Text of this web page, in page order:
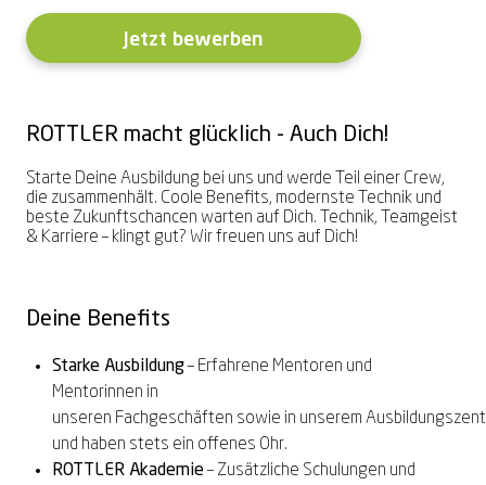
Jetzt bewerben
ROTTLER macht glücklich - Auch Dich!
Starte Deine Ausbildung bei uns und werde Teil einer Crew,
die zusammenhält. Coole Benefits, modernste Technik und
beste Zukunftschancen warten auf Dich. Technik, Teamgeist
& Karriere – klingt gut? Wir freuen uns auf Dich!
Deine Benefits
Starke Ausbildung– Erfahrene Mentoren und
Mentorinnen in
unseren Fachgeschäften sowie in unserem
und haben stets ein offenes Ohr.
ROTTLER Akademie– Zusätzliche Schulungen und
Gaming-Brille
Zeiss
Hoya
Exklusive Marken
Alle Marken entdecken →
2 Brillen = 1 Preis – teilbar
1. Brille für Dich, 2. Brille für Deine
Bei jeder Brille & Sonnenbrille²
Exklusive Marken
Alle Marken entdecken →
Sonnenbrille zum
Komplettpreis
Bis zu 50% sparen³
PRECISION
Alle Marken entdecken →
LuckyLens
Deine bequeme Linsen-Flat
Kontaktlinsen online entdecken
Online-Hörtest
Nulltarif-Hörgeräte
Dein HörGlück ab € 0,-⁰
Schon ab € 249,90¹
Sorglospaket
Termin vereinbaren
Vereinbare bequem online Deinen
Termin
Schütze Deine neue Brille
Alle Leistungen entdecken →
Sommer-Gewinnspiel
Hörgeräte Nulltarif
Alle Angebote entdecken →